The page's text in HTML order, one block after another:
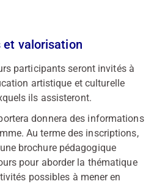
et valorisation
participants seront invités à
artistique et culturelle
ils assisteront.
donnera des informations
Au terme des inscriptions,
brochure pédagogique
pour aborder la thématique
possibles à mener en